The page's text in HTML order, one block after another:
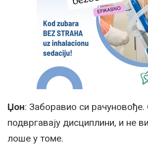
Џон: Заборавио си рачуновође.
подвргавају дисциплини, и не
лоше у томе.